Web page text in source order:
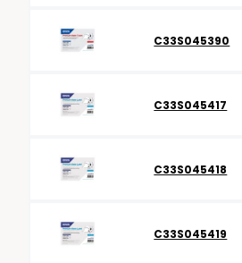
C33S045390
C33S045417
C33S045418
C33S045419